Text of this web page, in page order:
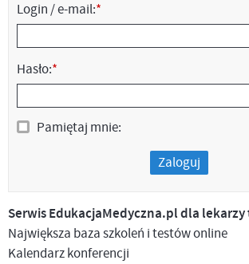
Login / e-mail:*
Hasło:*
Pamiętaj mnie:
Zaloguj
Serwis EdukacjaMedyczna.pl dla lekarzy
Największa baza szkoleń i testów online
Kalendarz konferencji